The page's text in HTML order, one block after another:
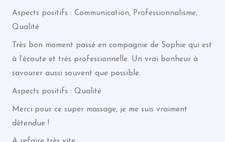
Aspects positifs : Communication, Professionnalisme,
Qualité
Très bon moment passé en compagnie de Sophie qui est
à l’écoute et très professionnelle. Un vrai bonheur à
savourer aussi souvent que possible.
Aspects positifs : Qualité
Merci pour ce super massage, je me suis vraiment
détendue !